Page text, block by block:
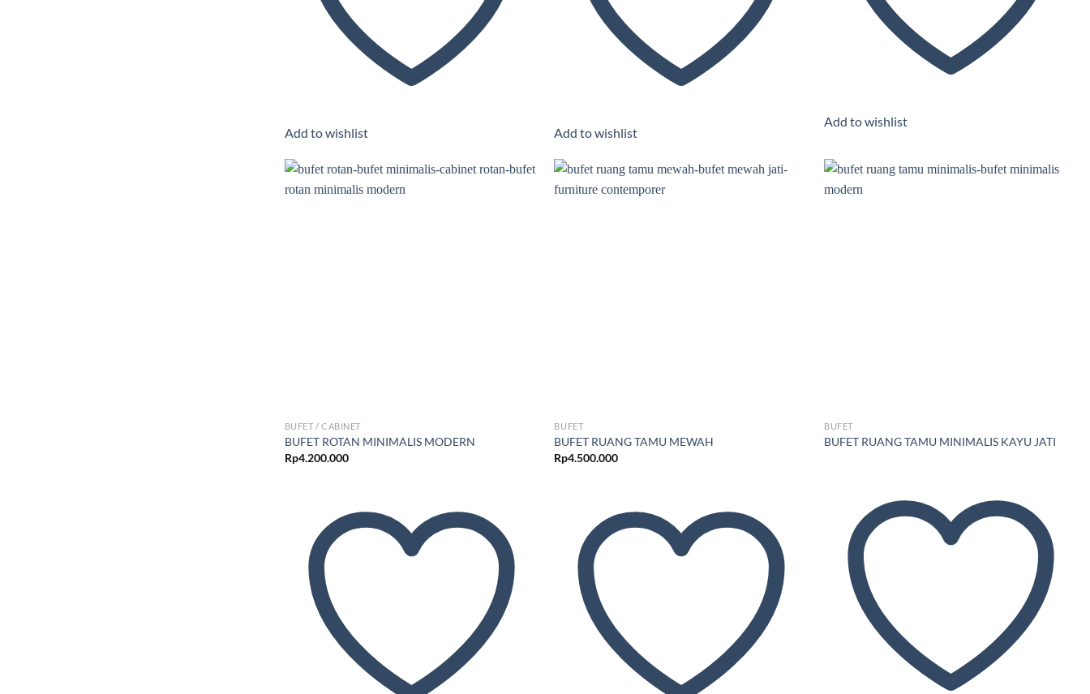
Add to wishlist Add to wishlist
Add to wishlist
BUFET / CABINET
BUFET ROTAN MINIMALIS MODERN
Rp4.200.000
BUFET
BUFET RUANG TAMU MEWAH
Rp4.500.000
BUFET
BUFET RUANG TAMU MINIMALIS KAYU JATI